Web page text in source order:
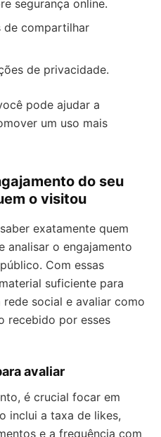
segurança online.
de compartilhar
de privacidade.
pode ajudar a
um uso mais
do seu
o visitou
exatamente quem
analisar o engajamento
Com essas
suficiente para
social e avaliar como
recebido por esses
avaliar
é crucial focar em
inclui a taxa de likes,
e a frequência com